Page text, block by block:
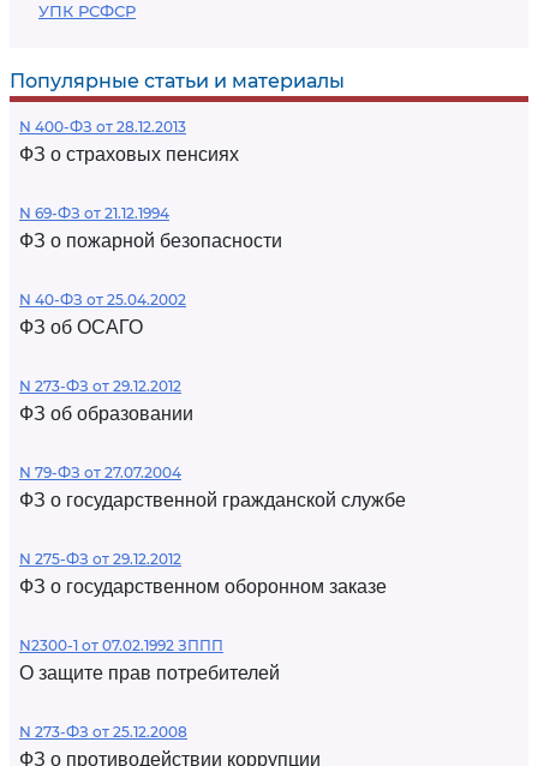
УПК РСФСР
Популярные статьи и материалы
N 400-ФЗ от 28.12.2013
ФЗ о страховых пенсиях
N 69-ФЗ от 21.12.1994
ФЗ о пожарной безопасности
N 40-ФЗ от 25.04.2002
ФЗ об ОСАГО
N 273-ФЗ от 29.12.2012
ФЗ об образовании
N 79-ФЗ от 27.07.2004
ФЗ о государственной гражданской службе
N 275-ФЗ от 29.12.2012
ФЗ о государственном оборонном заказе
N2300-1 от 07.02.1992 ЗППП
О защите прав потребителей
N 273-ФЗ от 25.12.2008
ФЗ о противодействии коррупции